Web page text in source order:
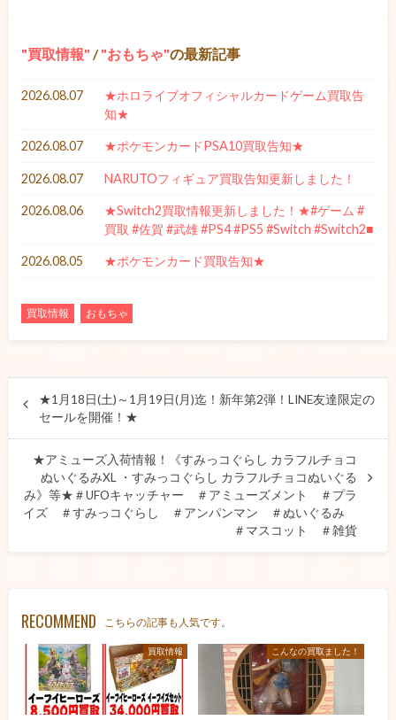
買取情報 / おもちゃ の最新記事
2026.08.07
★ホロライブオフィシャルカードゲーム買取告
知★
2026.08.07 ★ポケモンカードPSA10買取告知★
2026.08.07 NARUTOフィギュア買取告知更新しました！
2026.08.06
★Switch2買取情報更新しました！★#ゲーム #
買取 #佐賀 #武雄 #PS4 #PS5 #Switch #Switch2■
2026.08.05 ★ポケモンカード買取告知★
買取情報 おもちゃ
★1月18日(土)～1月19日(月)迄！新年第2弾！LINE友達限定の
セールを開催！★
★アミューズ入荷情報！《すみっコぐらし カラフルチョコ
ぬいぐるみXL ・すみっコぐらし カラフルチョコぬいぐる
み》等★＃UFOキャッチャー ＃アミューズメント ＃プラ
イズ ＃すみっコぐらし ＃アンパンマン ＃ぬいぐるみ
＃マスコット ＃雑貨
RECOMMEND こちらの記事も人気です。
買取情報 こんなの買取ました！